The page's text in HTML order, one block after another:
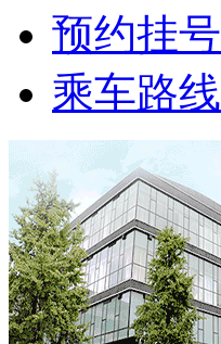
预约挂号
乘车路线